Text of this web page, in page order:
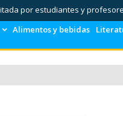
por estudiantes y
Alimentos y bebidas